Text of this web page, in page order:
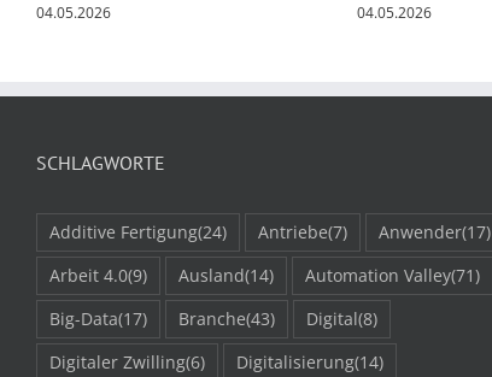
04.05.2026 04.05.2026
SCHLAGWORTE
Additive Fertigung(24) Antriebe(7) Anwender(17)
Arbeit 4.0(9) Ausland(14) Automation Valley(71)
Big-Data(17) Branche(43) Digital(8)
Digitaler Zwilling(6) Digitalisierung(14)